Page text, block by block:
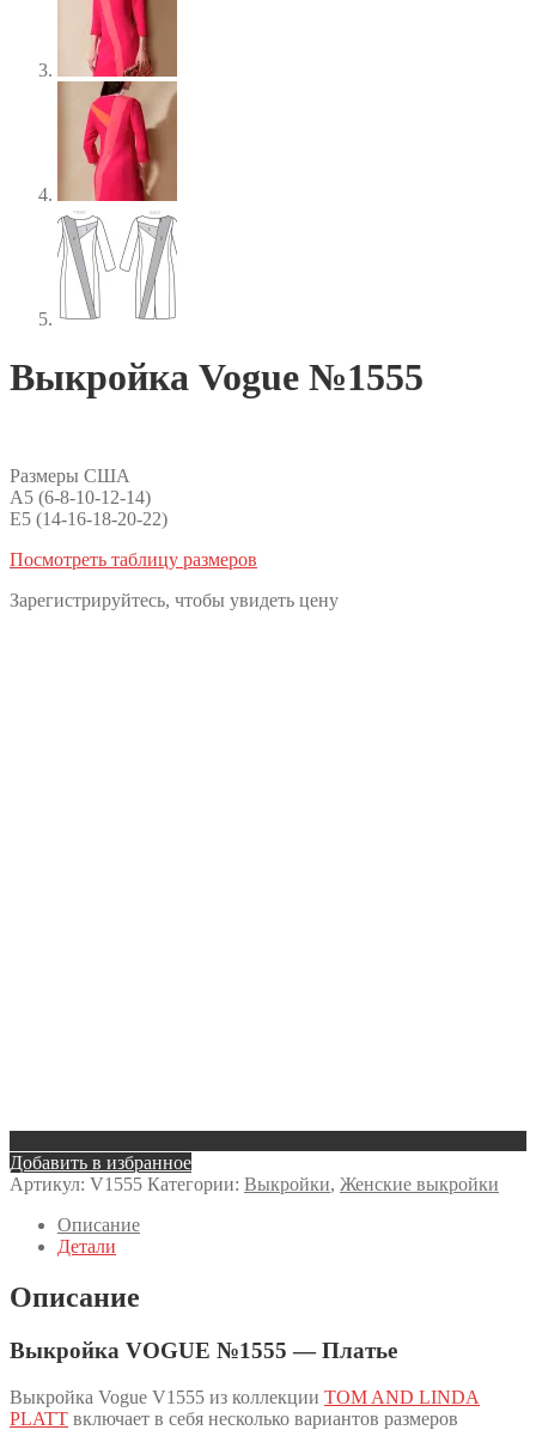
Выкройка Vogue №1555
Размеры США
A5 (6-8-10-12-14)
E5 (14-16-18-20-22)
Посмотреть таблицу размеров
Зарегистрируйтесь, чтобы увидеть цену
Добавить в избранное
Артикул: V1555 Категории: Выкройки, Женские выкройки
Описание
Детали
Описание
Выкройка VOGUE №1555 — Платье
Выкройка Vogue V1555 из коллекции TOM AND LINDA
PLATT включает в себя несколько вариантов размеров